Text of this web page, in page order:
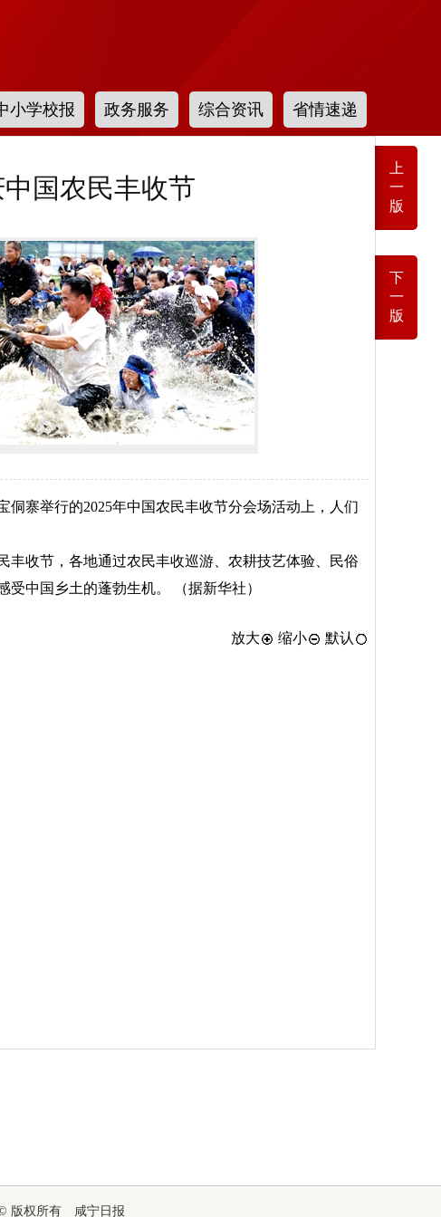
小学校报 政务服务 综合资讯 省情速递
上
一
版
下
一
版
国农民丰收节
侗寨举行的2025年中国农民丰收节分会场活动上，人们
丰收节，各地通过农民丰收巡游、农耕技艺体验、民俗
中国乡土的蓬勃生机。 （据新华社）
放大 缩小 默认
版权所有 咸宁日报